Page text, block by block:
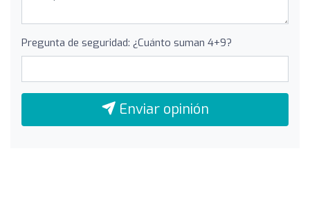
Pregunta de seguridad: ¿Cuánto suman 4+9?
Enviar opinión